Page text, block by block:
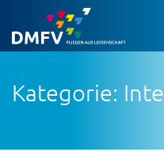
Kategorie: